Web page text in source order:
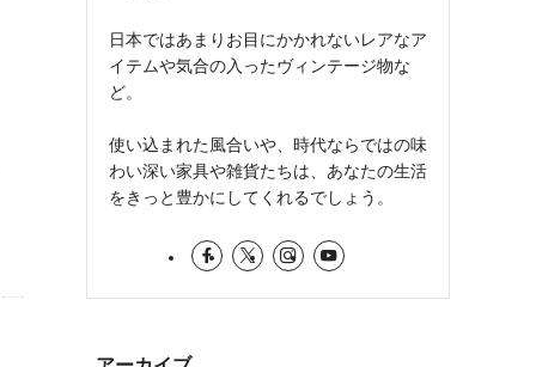
日本ではあまりお目にかかれないレアなア
イテムや気合の入ったヴィンテージ物な
ど。
使い込まれた風合いや、時代ならではの味
わい深い家具や雑貨たちは、あなたの生活
をきっと豊かにしてくれるでしょう。